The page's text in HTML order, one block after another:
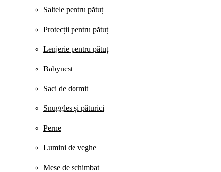
Saltele pentru pătuț
Protecții pentru pătuț
Lenjerie pentru pătuț
Babynest
Saci de dormit
Snuggles și păturici
Perne
Lumini de veghe
Mese de schimbat